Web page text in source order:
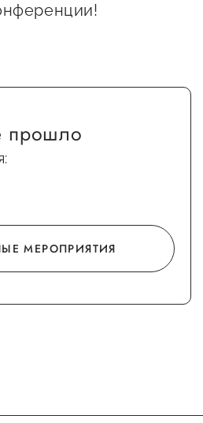
и надзора
прошло
МЕРОПРИЯТИЯ